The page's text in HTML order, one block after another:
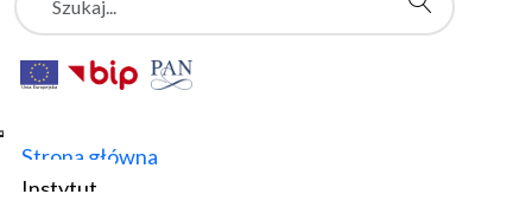
Strona główna
Instytut